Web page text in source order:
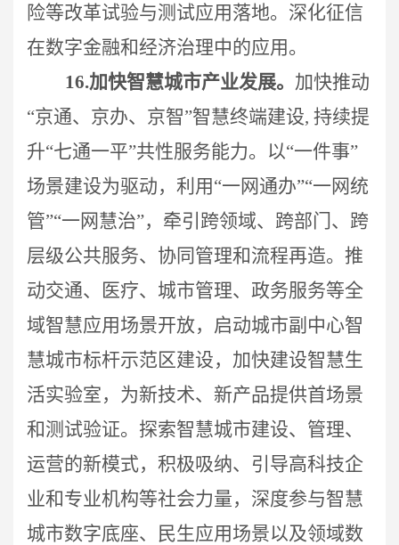
险等改革试验与测试应用落地。深化征信
在数字金融和经济治理中的应用。
16.加快智慧城市产业发展。 加快推动
“京通、京办、京智”智慧终端建设, 持续提
升“七通一平”共性服务能力。以“一件事”
场景建设为驱动，利用“一网通办”“一网统
管”“一网慧治”，牵引跨领域、跨部门、跨
层级公共服务、协同管理和流程再造。推
动交通、医疗、城市管理、政务服务等全
域智慧应用场景开放，启动城市副中心智
慧城市标杆示范区建设，加快建设智慧生
活实验室，为新技术、新产品提供首场景
和测试验证。探索智慧城市建设、管理、
运营的新模式，积极吸纳、引导高科技企
业和专业机构等社会力量，深度参与智慧
城市数字底座、民生应用场景以及领域数